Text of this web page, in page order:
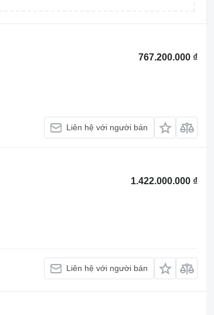
767.200.000 ₫
Liên hệ với người bán
1.422.000.000 ₫
Liên hệ với người bán